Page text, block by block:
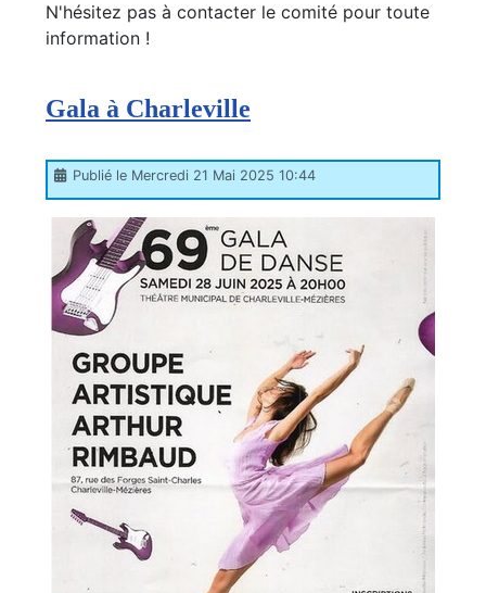
N'hésitez pas à contacter le comité pour toute
information !
Gala à Charleville
Publié le Mercredi 21 Mai 2025 10:44